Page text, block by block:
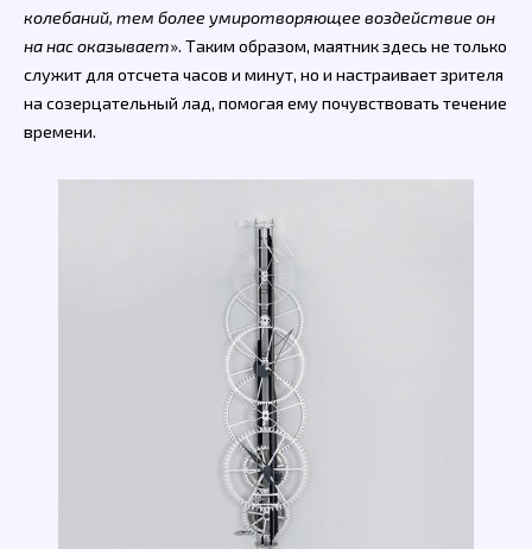
колебаний, тем более умиротворяющее воздействие он
на нас оказывает». Таким образом, маятник здесь не только
служит для отсчета часов и минут, но и настраивает зрителя
на созерцательный лад, помогая ему почувствовать течение
времени.